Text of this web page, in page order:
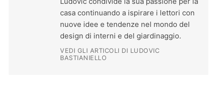
casa continuando a ispirare i lettori con
nuove idee e tendenze nel mondo del
design di interni e del giardinaggio.
VEDI GLI ARTICOLI DI LUDOVIC
BASTIANIELLO